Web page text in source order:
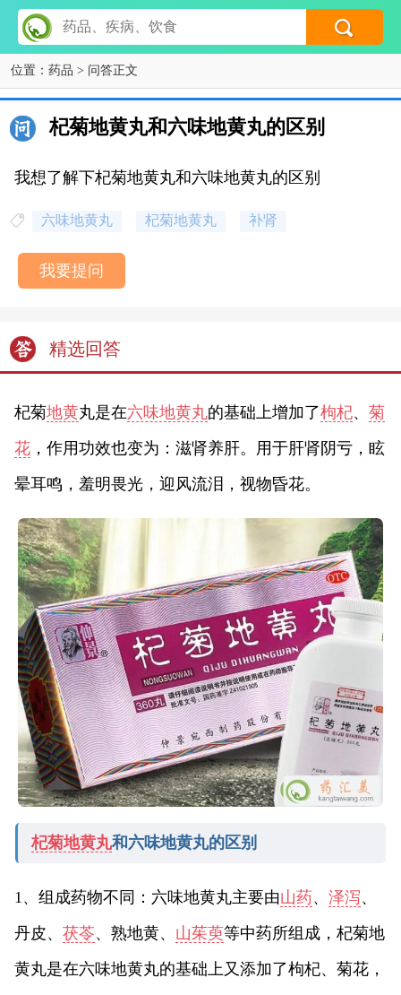
位置： 药品 > 问答正文
杞菊地黄丸和六味地黄丸的区别
我想了解下杞菊地黄丸和六味地黄丸的区别
六味地黄丸 杞菊地黄丸 补肾
我要提问
精选回答
杞菊地黄丸是在六味地黄丸的基础上增加了枸杞、 菊
花 ，作用功效也变为：滋肾养肝。用于肝肾阴亏，眩
晕耳鸣，羞明畏光，迎风流泪，视物昏花。
杞菊地黄丸和六味地黄丸的区别
1、组成药物不同：六味地黄丸主要由山药、 泽泻、
丹皮、 茯苓、熟地黄、 山茱萸等中药所组成，杞菊地
黄丸是在六味地黄丸的基础上又添加了枸杞、菊花，